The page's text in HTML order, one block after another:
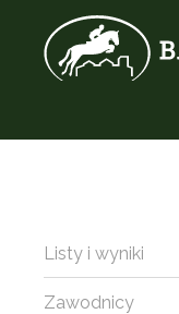
Listy i wyniki
Zawodnicy